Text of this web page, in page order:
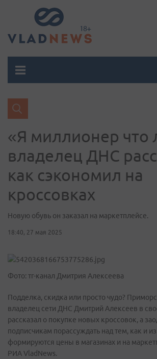
«Я миллионер что
владелец ДНС
как сэкономил на
кроссовках
Новую обувь он заказал на маркетплейсе.
18:40, 27 мая 2025
Фото: тг-канал Дмитрия Алексеева
Подделка, скидка или просто чудо?
владелец сети ДНС Дмитрий Алексеев в
рассказал о покупке новых кроссовок, а
подписчикам порассуждать над тем, как и из
формируются цены в магазинах и на
РИА VladNews.